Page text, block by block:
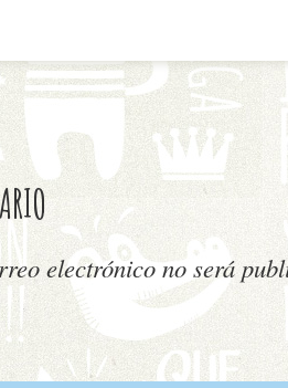
electrónico no será